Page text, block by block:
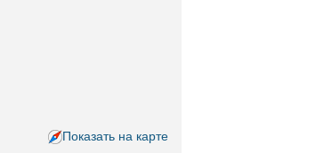
Показать на карте